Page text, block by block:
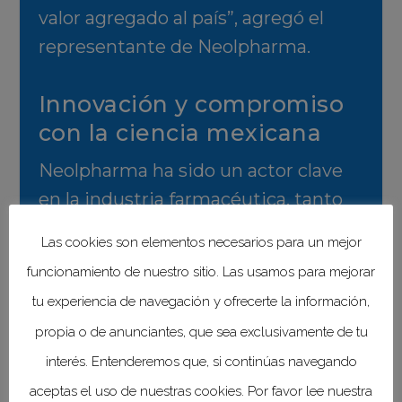
valor agregado al país”, agregó el
representante de Neolpharma.
Innovación y compromiso
con la ciencia mexicana
Neolpharma ha sido un actor clave
en la industria farmacéutica, tanto
con presencia en la Ciudad de
México y el Estado de México, desde
donde abastece al gobierno y
exporta medicamentos a Centro y
Sudamérica, así como a Estados
Las cookies son elementos necesarios para un mejor
funcionamiento de nuestro sitio. Las usamos para mejorar
tu experiencia de navegación y ofrecerte la información,
propia o de anunciantes, que sea exclusivamente de tu
interés. Entenderemos que, si continúas navegando
aceptas el uso de nuestras cookies. Por favor lee nuestra